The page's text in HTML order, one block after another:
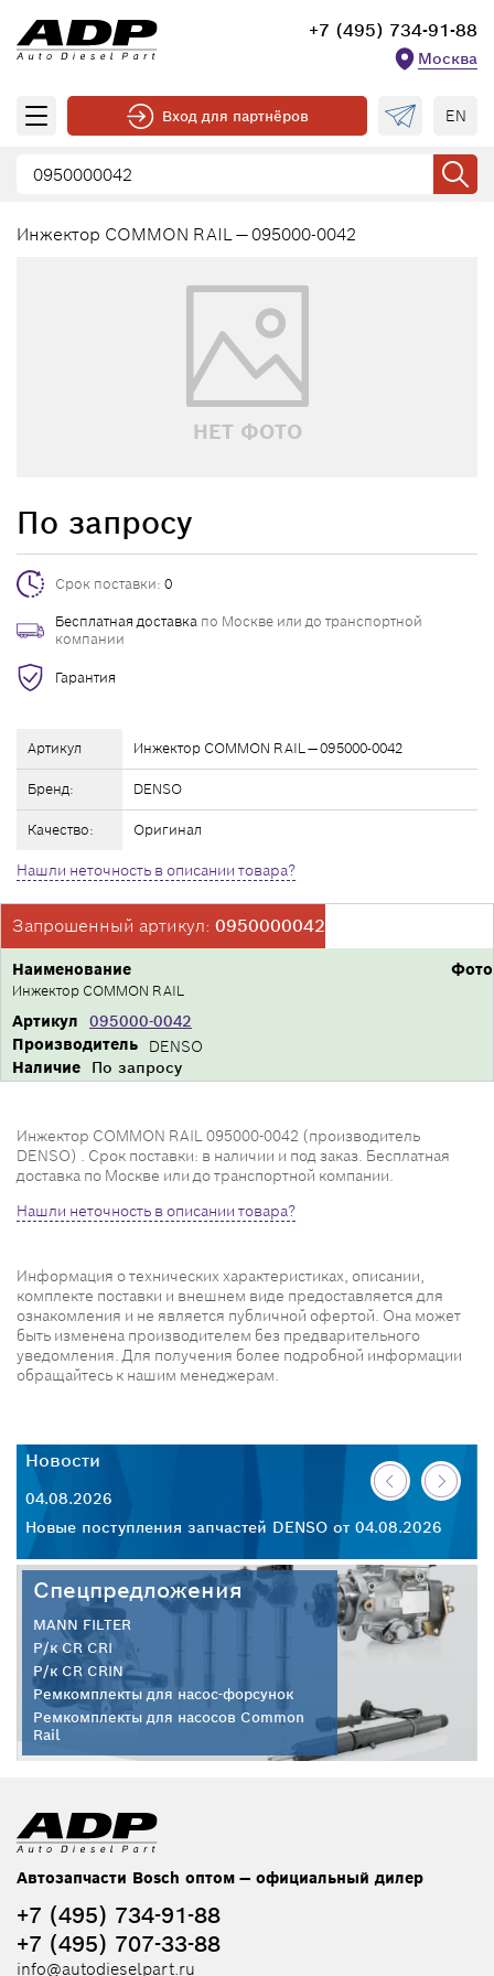
+7 (495) 734-91-88
Москва
Вход для партнёров EN
Инжектор COMMON RAIL — 095000-0042
НЕТ ФОТО
Артикул Инжектор COMMON RAIL — 095000-0042
Бренд: DENSO
Качество: Оригинал
Нашли неточность в описании товара?
По запросу
Срок поставки: 0
Бесплатная доставка по Москве или до транспортной
компании
Гарантия
Запрошенный артикул: 0950000042
Фото
Производитель DENSO
Артикул 095000-0042
Наименование
Инжектор COMMON RAIL
Наличие По запросу
Инжектор COMMON RAIL 095000-0042 (производитель
DENSO) . Срок поставки: в наличии и под заказ. Бесплатная
доставка по Москве или до транспортной компании.
Нашли неточность в описании товара?
Информация о технических характеристиках, описании,
комплекте поставки и внешнем виде предоставляется для
ознакомления и не является публичной офертой. Она может
быть изменена производителем без предварительного
уведомления. Для получения более подробной информации
обращайтесь к нашим менеджерам.
Новости
04.08.2026
Новые поступления запчастей DENSO от 04.08.2026
Спецпредложения
MANN FILTER
Р/к CR CRI
Р/к CR CRIN
Ремкомплекты для насос-форсунок
Ремкомплекты для насосов Common
Rail
Автозапчасти Bosch оптом — официальный дилер
+7 (495) 734-91-88
+7 (495) 707-33-88
info@autodieselpart.ru